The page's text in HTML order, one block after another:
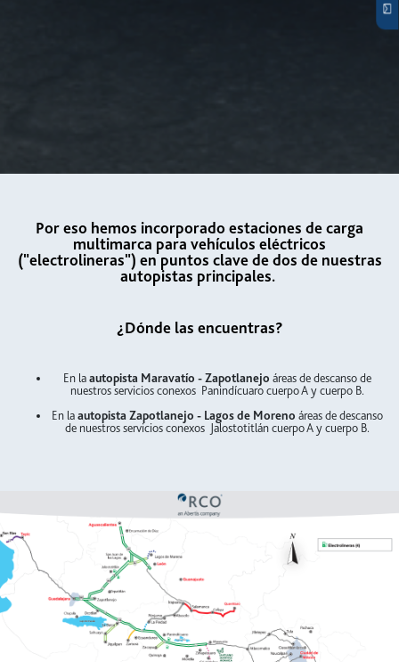
Por eso hemos incorporado estaciones de carga
multimarca para vehículos eléctricos
("electrolineras") en puntos clave de dos de nuestras
autopistas principales.
¿Dónde las encuentras?
En laautopista Maravatío - Zapotlanejo áreas de descanso de
nuestros servicios conexos Panindícuaro cuerpo A y cuerpo B.
En laautopista Zapotlanejo - Lagos de Moreno áreas de descanso
de nuestros servicios conexos Jalostotitlán cuerpo A y cuerpo B.